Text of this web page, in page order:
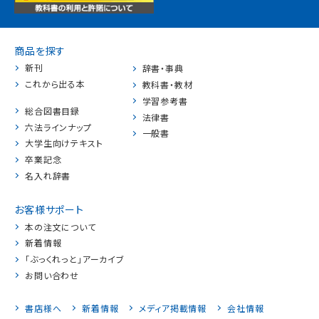
商品を探す
新刊
これから出る本
総合図書目録
六法ラインナップ
大学生向けテキスト
卒業記念
名入れ辞書
辞書・事典
教科書・教材
学習参考書
法律書
一般書
お客様サポート
本の注文について
新着情報
「ぶっくれっと」アーカイブ
お問い合わせ
書店様へ 新着情報 メディア掲載情報 会社情報